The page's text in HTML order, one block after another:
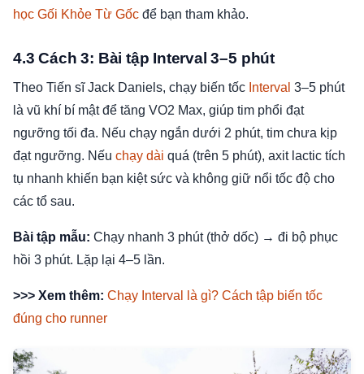
học Gối Khỏe Từ Gốc để bạn tham khảo.
4.3 Cách 3: Bài tập Interval 3–5 phút
Theo Tiến sĩ Jack Daniels, chạy biến tốc Interval 3–5 phút
là vũ khí bí mật để tăng VO2 Max, giúp tim phổi đạt
ngưỡng tối đa. Nếu chạy ngắn dưới 2 phút, tim chưa kịp
đạt ngưỡng. Nếu chạy dài quá (trên 5 phút), axit lactic tích
tụ nhanh khiến bạn kiệt sức và không giữ nổi tốc độ cho
các tổ sau.
Bài tập mẫu: Chạy nhanh 3 phút (thở dốc) → đi bộ phục
hồi 3 phút. Lặp lại 4–5 lần.
>>> Xem thêm: Chạy Interval là gì? Cách tập biến tốc
đúng cho runner